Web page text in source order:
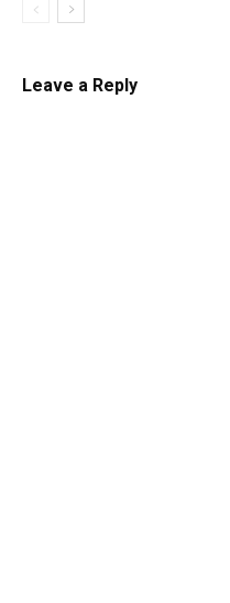
Leave a Reply